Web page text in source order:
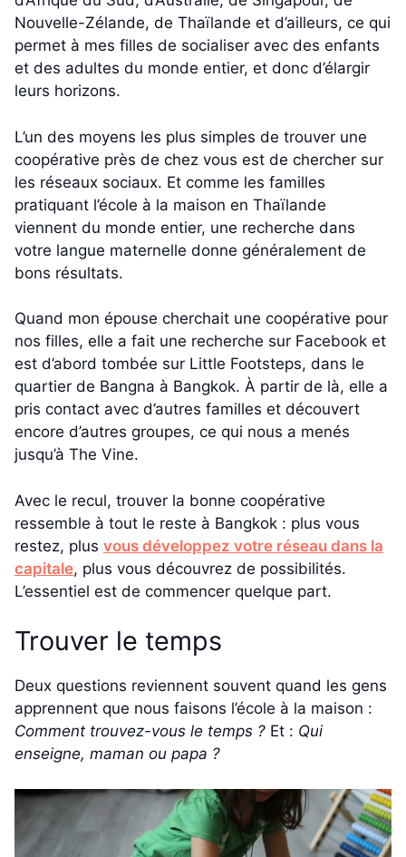
Nouvelle-Zélande, de Thaïlande et d’ailleurs, ce qui
permet à mes filles de socialiser avec des enfants
et des adultes du monde entier, et donc d’élargir
leurs horizons.
L’un des moyens les plus simples de trouver une
coopérative près de chez vous est de chercher sur
les réseaux sociaux. Et comme les familles
pratiquant l’école à la maison en Thaïlande
viennent du monde entier, une recherche dans
votre langue maternelle donne généralement de
bons résultats.
Quand mon épouse cherchait une coopérative pour
nos filles, elle a fait une recherche sur Facebook et
est d’abord tombée sur Little Footsteps, dans le
quartier de Bangna à Bangkok. À partir de là, elle a
pris contact avec d’autres familles et découvert
encore d’autres groupes, ce qui nous a menés
jusqu’à The Vine.
Avec le recul, trouver la bonne coopérative
ressemble à tout le reste à Bangkok : plus vous
restez, plus vous développez votre réseau dans la
capitale, plus vous découvrez de possibilités.
L’essentiel est de commencer quelque part.
Trouver le temps
Deux questions reviennent souvent quand les gens
apprennent que nous faisons l’école à la maison :
Comment trouvez-vous le temps ? Et : Qui
enseigne, maman ou papa ?